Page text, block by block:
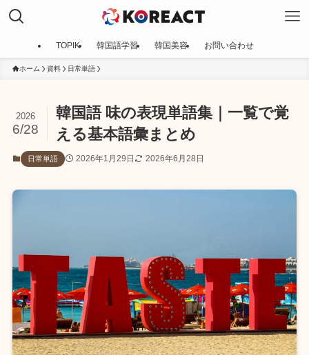
TOPIK 韓国語学習 韓国美容 お問い合わせ
ホーム 資料 日常単語
韓国語 味の表現単語集｜一覧で覚
える基本語彙まとめ
2026
6/28
日常単語 2026年1月29日 2026年6月28日